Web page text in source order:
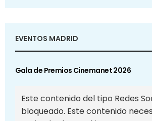
EVENTOS MADRID
Gala de Premios Cinemanet 2026
Este contenido del tipo Redes
bloqueado. Este contenido